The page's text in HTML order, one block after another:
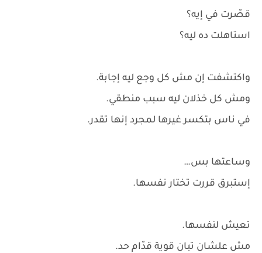
قصّرت في إيه؟
استاهلت ده ليه؟
واكتشفت إن مش كل وجع ليه إجابة.
ومش كل خذلان ليه سبب منطقي.
في ناس بتكسر غيرها لمجرد إنها تقدر.
وساعتها بس…
إستبرق قررت تختار نفسها.
تعيش لنفسها.
مش علشان تبان قوية قدّام حد.